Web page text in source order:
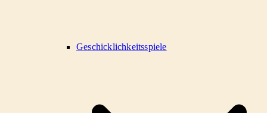
Geschicklichkeitsspiele